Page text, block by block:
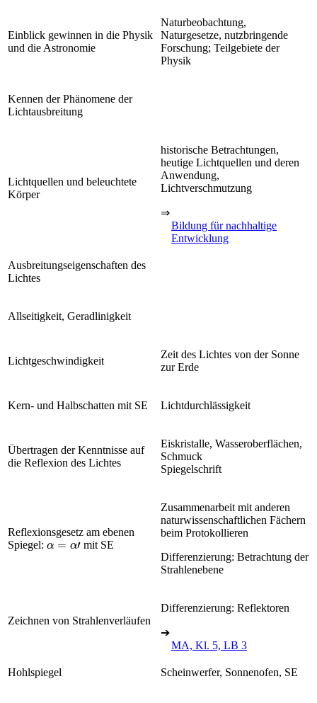
Einblick gewinnen in die Physik
und die Astronomie
Naturbeobachtung,
Naturgesetze, nutzbringende
Forschung; Teilgebiete der
Physik
Kennen der Phänomene der
Lichtausbreitung
Lichtquellen und beleuchtete
Körper
historische Betrachtungen,
heutige Lichtquellen und deren
Anwendung,
Lichtverschmutzung
⇒
Bildung für nachhaltige
Entwicklung
Ausbreitungseigenschaften des
Lichtes
Allseitigkeit, Geradlinigkeit
Lichtgeschwindigkeit
Zeit des Lichtes von der Sonne
zur Erde
Kern- und Halbschatten mit SE Lichtdurchlässigkeit
Übertragen der Kenntnisse auf
die Reflexion des Lichtes
Eiskristalle, Wasseroberflächen,
Schmuck
Spiegelschrift
Reflexionsgesetz am ebenen
Spiegel: α=α' mit SE
Zusammenarbeit mit anderen
naturwissenschaftlichen Fächern
beim Protokollieren
Differenzierung: Betrachtung der
Strahlenebene
Zeichnen von Strahlenverläufen
Differenzierung: Reflektoren
➔
MA, Kl. 5, LB 3
Hohlspiegel Scheinwerfer, Sonnenofen, SE